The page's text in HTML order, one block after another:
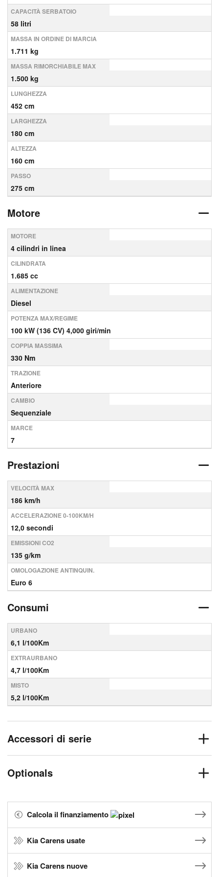
CAPACITÀ SERBATOIO
58 litri
MASSA IN ORDINE DI MARCIA
1.711 kg
MASSA RIMORCHIABILE MAX
1.500 kg
LUNGHEZZA
452 cm
LARGHEZZA
180 cm
ALTEZZA
160 cm
PASSO
275 cm
Motore
MOTORE
4 cilindri in linea
CILINDRATA
1.685 cc
ALIMENTAZIONE
Diesel
POTENZA MAX/REGIME
100 kW (136 CV) 4,000 giri/min
COPPIA MASSIMA
330 Nm
TRAZIONE
Anteriore
CAMBIO
Sequenziale
MARCE
7
Prestazioni
VELOCITÀ MAX
186 km/h
ACCELERAZIONE 0-100KM/H
12,0 secondi
EMISSIONI CO2
135 g/km
OMOLOGAZIONE ANTINQUIN.
Euro 6
Consumi
URBANO
6,1 l/100Km
EXTRAURBANO
4,7 l/100Km
MISTO
5,2 l/100Km
Accessori di serie
Optionals
Calcola il finanziamento
Kia Carens usate
Kia Carens nuove